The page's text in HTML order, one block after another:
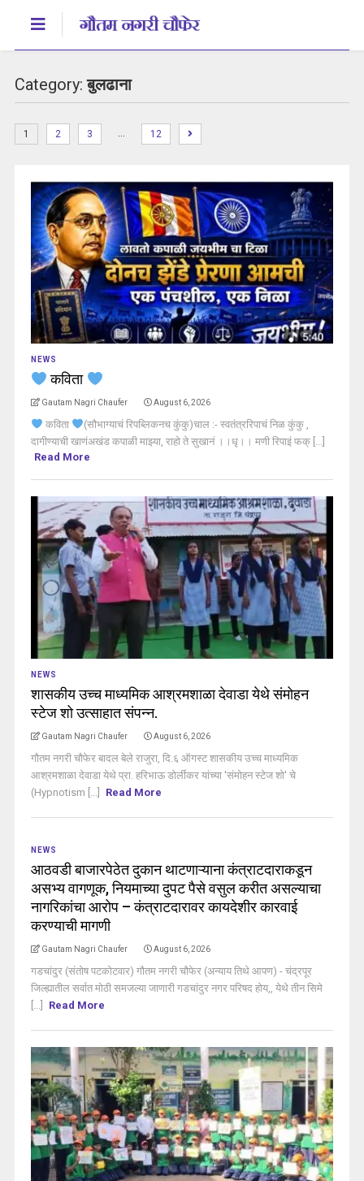
Category:बुलढाना
1 2 3 … 12
NEWS
कविता
Gautam Nagri Chaufer August 6, 2026
कविता
(सौभाग्याचं रिपब्लिकनच कुंकु)चाल :- स्वतंत्ररिपाचं निळ कुंकु ,
दागीण्याची खाणंअखंड कपाळी माझ्या, राहो ते सुखानं ।।धृ।। मणी रिपाइं फक् [...]
Read More
NEWS
शासकीय उच्च माध्यमिक आश्रमशाळा देवाडा येथे संमोहन
स्टेज शो उत्साहात संपन्न.
Gautam Nagri Chaufer August 6, 2026
गौतम नगरी चौफेर बादल बेले राजुरा, दि.६ ऑगस्ट शासकीय उच्च माध्यमिक
आश्रमशाळा देवाडा येथे प्रा. हरिभाऊ डोर्लीकर यांच्या 'संमोहन स्टेज शो' चे
(Hypnotism [...]
Read More
NEWS
आठवडी बाजारपेठेत दुकान थाटणाऱ्याना कंत्राटदाराकडून
असभ्य वागणूक, नियमाच्या दुपट पैसे वसुल करीत असल्याचा
नागरिकांचा आरोप – कंत्राटदारावर कायदेशीर कारवाई
करण्याची मागणी
Gautam Nagri Chaufer August 6, 2026
गडचांदुर (संतोष पटकोटवार) गौतम नगरी चौफेर (अन्याय तिथे आपण) - चंद्रपूर
जिल्ह्यातील सर्वात मोठी समजल्या जाणारी गडचांदुर नगर परिषद होय,, येथे तीन सिमे
[...]
Read More